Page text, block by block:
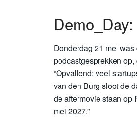
Donderdag 21 mei
podcastgesprekken
“Opvallend: veel
van den Burg sloot de
de aftermovie staan op
mei 2027.”